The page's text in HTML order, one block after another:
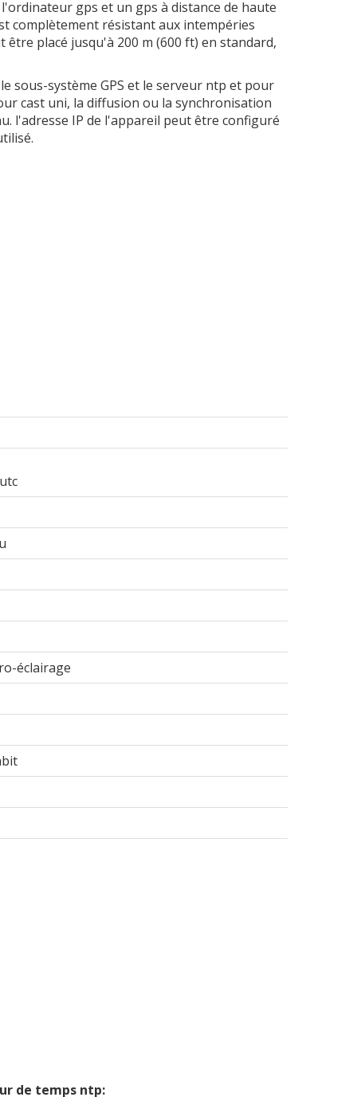
gps et un gps à distance de haute
complètement résistant aux intempéries
placé jusqu'à 200 m (600 ft) en standard,
sous-système GPS et le serveur ntp et pour
cast uni, la diffusion ou la synchronisation
l'adresse IP de l'appareil peut être configuré
éclairage
de temps ntp: